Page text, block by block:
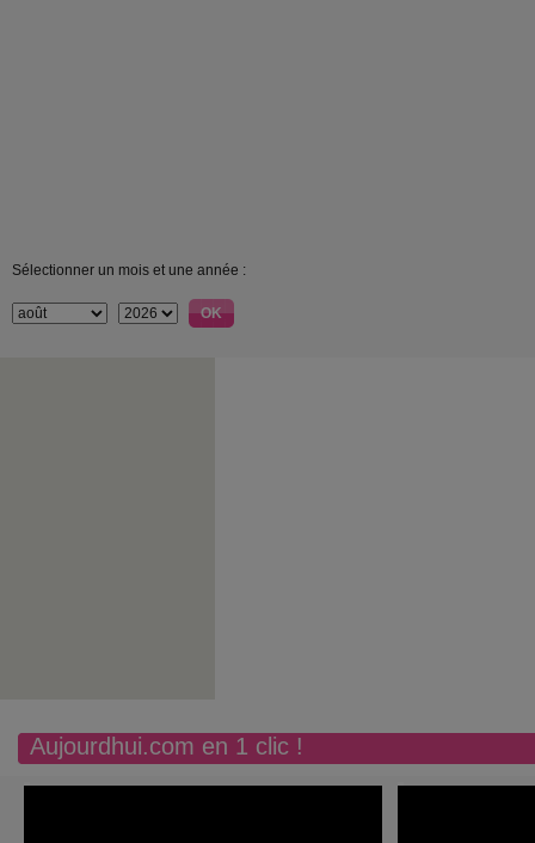
Sélectionner un mois et une année :
Aujourdhui.com en 1 clic !